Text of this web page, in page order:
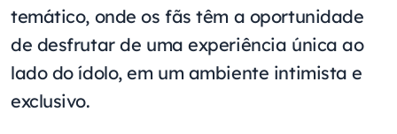
temático, onde os fãs têm a oportunidade
de desfrutar de uma experiência única ao
lado do ídolo, em um ambiente intimista e
exclusivo.